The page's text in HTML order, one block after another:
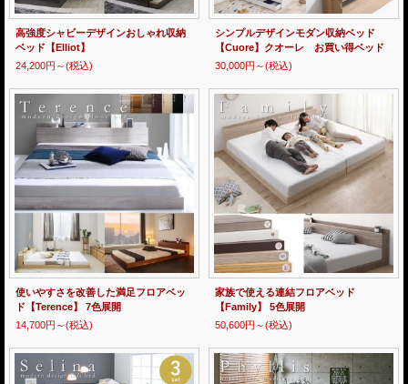
高強度シャビーデザインおしゃれ収納
ベッド【Elliot】
24,200円～(税込)
シンプルデザインモダン収納ベッド
【Cuore】クオーレ お買い得ベッド
30,000円～(税込)
使いやすさを改善した満足フロアベッ
ド【Terence】 7色展開
14,700円～(税込)
家族で使える連結フロアベッド
【Family】 5色展開
50,600円～(税込)